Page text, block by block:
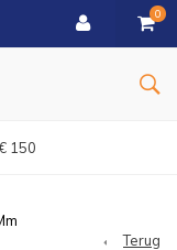
0
150
Terug